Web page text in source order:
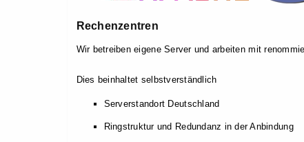
Rechenzentren
Wir betreiben eigene Server und arbeiten mit
Dies beinhaltet selbstverständlich
Serverstandort Deutschland
Ringstruktur und Redundanz in der Anbindung